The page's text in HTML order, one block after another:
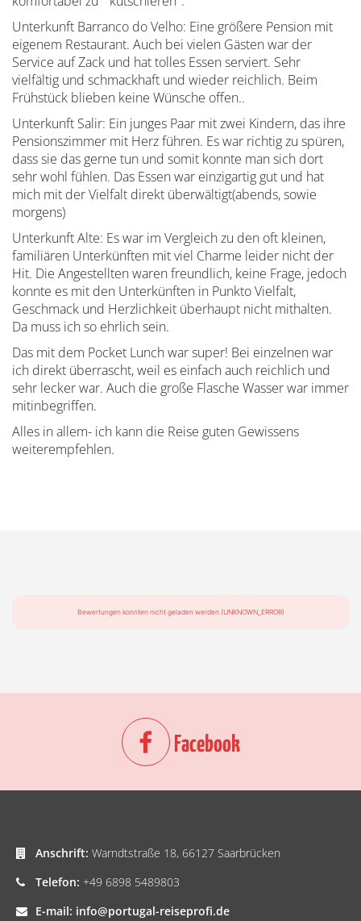
Unterkunft Barranco do Velho: Eine größere Pension mit
eigenem Restaurant. Auch bei vielen Gästen war der
Service auf Zack und hat tolles Essen serviert. Sehr
vielfältig und schmackhaft und wieder reichlich. Beim
Frühstück blieben keine Wünsche offen..
Unterkunft Salir: Ein junges Paar mit zwei Kindern, das ihre
Pensionszimmer mit Herz führen. Es war richtig zu spüren,
dass sie das gerne tun und somit konnte man sich dort
sehr wohl fühlen. Das Essen war einzigartig gut und hat
mich mit der Vielfalt direkt überwältigt(abends, sowie
morgens)
Unterkunft Alte: Es war im Vergleich zu den oft kleinen,
familiären Unterkünften mit viel Charme leider nicht der
Hit. Die Angestellten waren freundlich, keine Frage, jedoch
konnte es mit den Unterkünften in Punkto Vielfalt,
Geschmack und Herzlichkeit überhaupt nicht mithalten.
Da muss ich so ehrlich sein.
Das mit dem Pocket Lunch war super! Bei einzelnen war
ich direkt überrascht, weil es einfach auch reichlich und
sehr lecker war. Auch die große Flasche Wasser war immer
mitinbegriffen.
Alles in allem- ich kann die Reise guten Gewissens
weiterempfehlen.
Bewertungen konnten nicht geladen werden (UNKNOWN_ERROR)
Facebook
Anschrift: Warndtstraße 18, 66127 Saarbrücken
Telefon: +49 6898 5489803
E-mail: info@portugal-reiseprofi.de